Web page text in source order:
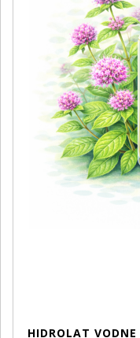
HIDROLAT